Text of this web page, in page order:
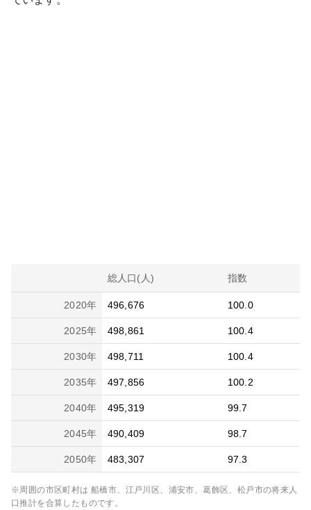
総人口(人) 指数
2020年 496,676 100.0
2025年 498,861 100.4
2030年 498,711 100.4
2035年 497,856 100.2
2040年 495,319 99.7
2045年 490,409 98.7
2050年 483,307 97.3
※周囲の市区町村は 船橋市、江戸川区、浦安市、葛飾区、松戸市の将来人
口推計を合算したものです。